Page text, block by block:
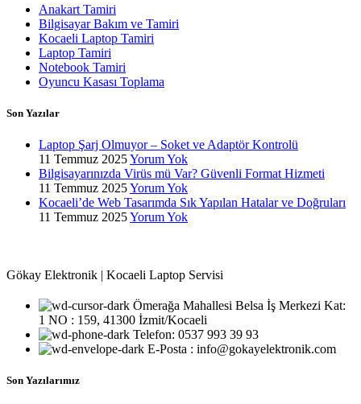
Anakart Tamiri
Bilgisayar Bakım ve Tamiri
Kocaeli Laptop Tamiri
Laptop Tamiri
Notebook Tamiri
Oyuncu Kasası Toplama
Son Yazılar
Laptop Şarj Olmuyor – Soket ve Adaptör Kontrolü
11 Temmuz 2025Yorum Yok
Bilgisayarınızda Virüs mü Var? Güvenli Format Hizmeti
11 Temmuz 2025Yorum Yok
Kocaeli’de Web Tasarımda Sık Yapılan Hatalar ve Doğruları
11 Temmuz 2025Yorum Yok
Gökay Elektronik | Kocaeli Laptop Servisi
Ömerağa Mahallesi Belsa İş Merkezi Kat:
1 NO : 159, 41300 İzmit/Kocaeli
Telefon: 0537 993 39 93
E-Posta : info@gokayelektronik.com
Son Yazılarımız